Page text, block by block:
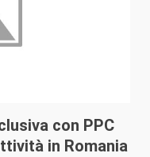
con PPC
in Romania